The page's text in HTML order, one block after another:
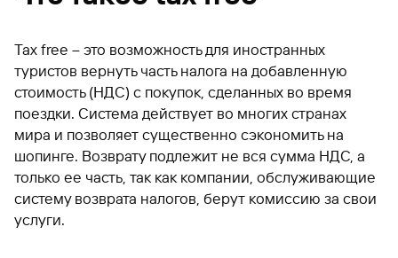
Tax free – это возможность для иностранных
туристов вернуть часть налога на добавленную
стоимость (НДС) с покупок, сделанных во время
поездки. Система действует во многих странах
мира и позволяет существенно сэкономить на
шопинге. Возврату подлежит не вся сумма НДС, а
только ее часть, так как компании, обслуживающие
систему возврата налогов, берут комиссию за свои
услуги.